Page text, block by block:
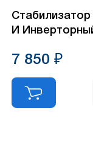
Стабилизатор
И
7 850 ₽